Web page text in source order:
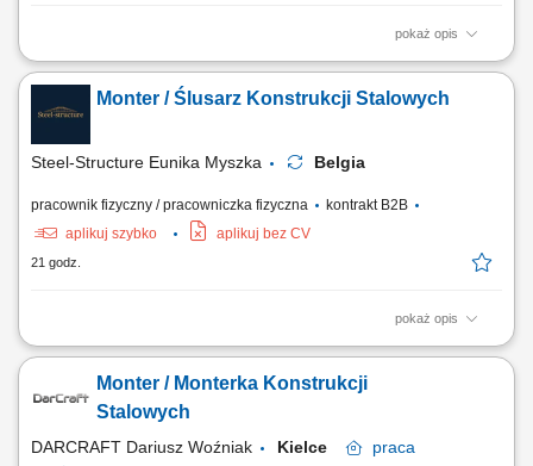
pokaż opis
przygotowanie elementów stalowych do spawania (cięcie, wiercenie,
fazowanie), wykonywanie spawania konstrukcji stalowych metodami
MIG/MAG oraz TIG, obróbka i wykańczanie spoin, kontrola jakości
stan techniczny i czystość...
Monter / Ślusarz Konstrukcji Stalowych
Steel-Structure Eunika Myszka Belgia
pracownik fizyczny / pracowniczka fizyczna
kontrakt B2B
aplikuj szybko
aplikuj bez CV
21 godz.
pokaż opis
Zakres obowiązków montaż elementów konstrukcji stalowych na
elementów, wiercenie, cięcie oraz przygotowywanie elementów do
montażu, wykonywanie podstawowych prac ślusarskich. Praca
Monter / Monterka Konstrukcji
Stalowych
DARCRAFT Dariusz Woźniak Kielce
praca